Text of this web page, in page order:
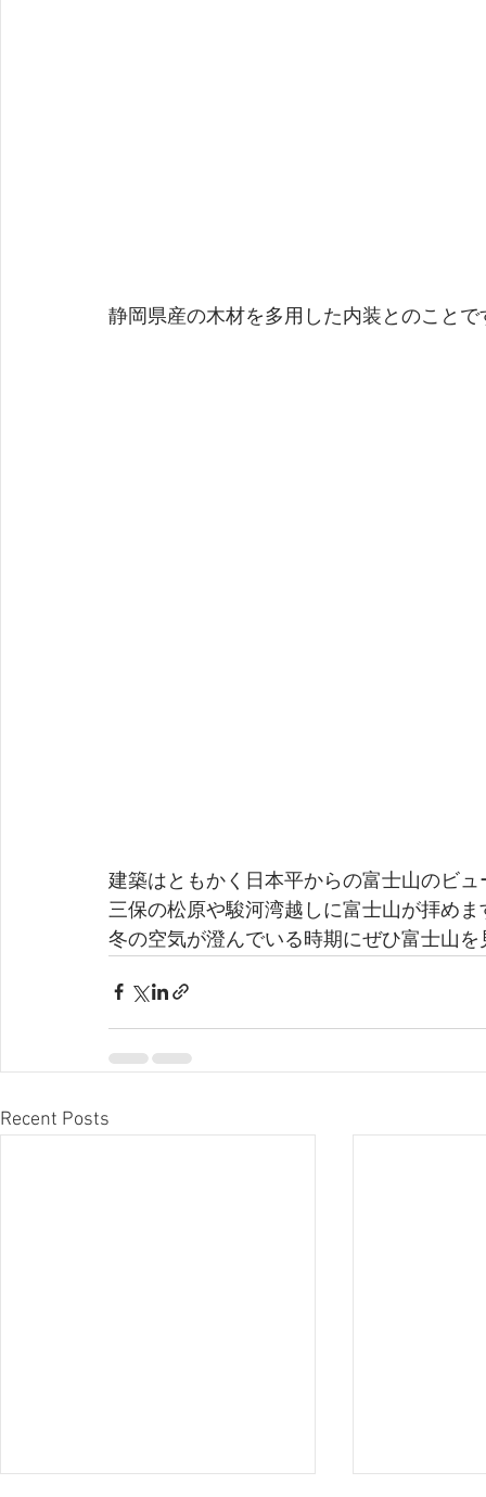
静岡県産の木材を多用した内装とのことで
建築はともかく日本平からの富士山のビ
三保の松原や駿河湾越しに富士山が拝めま
冬の空気が澄んでいる時期にぜひ富士山
Recent Posts